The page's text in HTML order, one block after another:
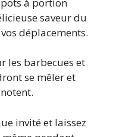
saveur du
déplacements.
les barbecues et
se mêler et
invité et laissez